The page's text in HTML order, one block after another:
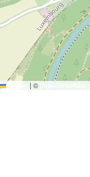
| © OpenStreetMap